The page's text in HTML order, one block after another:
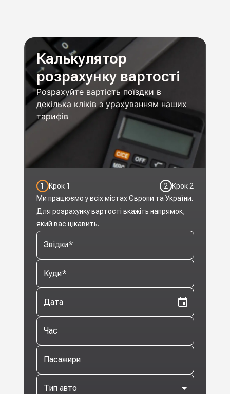
Калькулятор
розрахунку вартості
Розрахуйте вартість поїздки в
декілька кліків з урахуванням наших
тарифів
1 Крок1 2 Крок 2
Ми працюємо у всіх містах Європи та України.
Для розрахунку вартості вкажіть напрямок,
який вас цікавить.
Звідки*
Куди*
Дата
Час
Пасажири
Тип авто